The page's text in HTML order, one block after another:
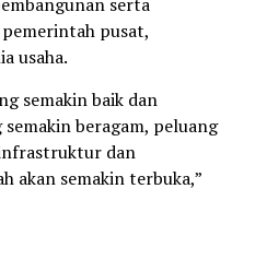
pusat,
usaha.
semakin baik dan
beragam, peluang
dan
akan semakin terbuka,”